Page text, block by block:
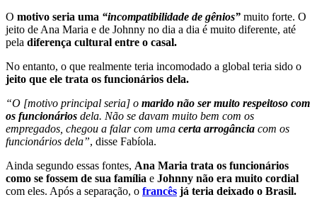
O motivo seria uma “incompatibilidade de gênios” muito forte. O
jeito de Ana Maria e de Johnny no dia a dia é muito diferente, até
pela diferença cultural entre o casal.
No entanto, o que realmente teria incomodado a global teria sido o
jeito que ele trata os funcionários dela.
“O [motivo principal seria] o marido não ser muito respeitoso com
os funcionários dela. Não se davam muito bem com os
empregados, chegou a falar com uma certa arrogância com os
funcionários dela”, disse Fabíola.
Ainda segundo essas fontes, Ana Maria trata os funcionários
como se fossem de sua família e Johnny não era muito cordial
com eles. Após a separação, o francês já teria deixado o Brasil.